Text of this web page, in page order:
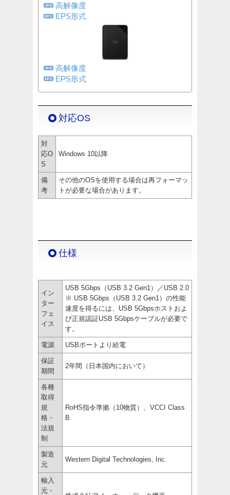
高解像度
EPS形式
高解像度
EPS形式
対応OS
対
応O
S
Windows 10以降
備
考
その他のOSを使用する場合は再フォーマッ
トが必要な場合があります。
仕様
イン
ター
フェ
イス
USB 5Gbps（USB 3.2 Gen1）／USB 2.0
※ USB 5Gbps（USB 3.2 Gen1）の性能
速度を得るには、USB 5Gbpsホストおよ
び正規認証USB 5Gbpsケーブルが必要で
す。
電源 USBポートより給電
保証
期間
2年間（日本国内において）
各種
取得
規
格・
法規
制
RoHS指令準拠（10物質）、VCCI Class
B
製造
元
Western Digital Technologies, Inc.
輸入
元・